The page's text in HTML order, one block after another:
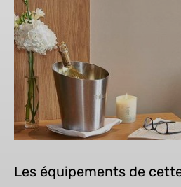
Les équipements de